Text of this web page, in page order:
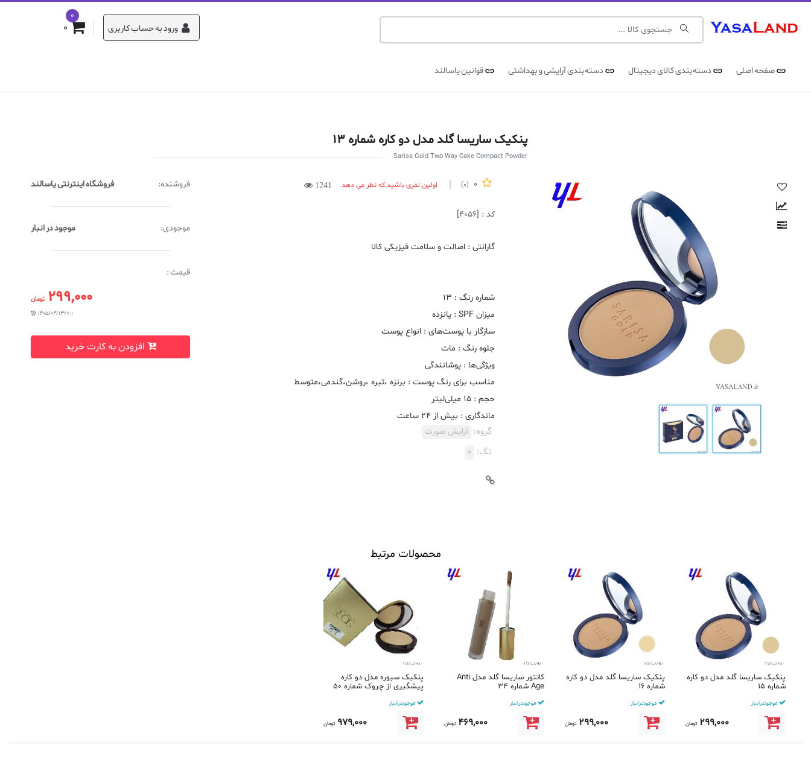
ورود به حساب کاربری
0
0
صفحه اصلی دسته‌بندی کالای دیجیتال دسته‌بندی آرایشی و بهداشتی قوانین یاسالند
پنکیک ساریسا گلد مدل دو کاره شماره 13
Sarisa Gold Two Way Cake Compact Powder
0
(0) اولین نفری باشید که نظر می دهد 1241
کد : [4056]
ماندگاری : بیش از 24 ساعت
گروه: آرایش صورت
تگ: 0
فروشنده: فروشگاه اینترنتی یاسالند
موجودی: موجود در انبار
قیمت :
299,000 تومان
1405/04/13 20:1
افزودن به کارت خرید
محصولات مرتبط
پنکیک ساریسا گلد مدل دو کاره
شماره 15
موجود در انبار
299,000 تومان
پنکیک ساریسا گلد مدل دو کاره
شماره 16
موجود در انبار
299,000 تومان
کانتور ساریسا گلد مدل Anti
Age شماره 34
موجود در انبار
469,000 تومان
پنکیک سیوره مدل دو کاره
پیشگیری از چروک شماره 50
موجود در انبار
979,000 تومان